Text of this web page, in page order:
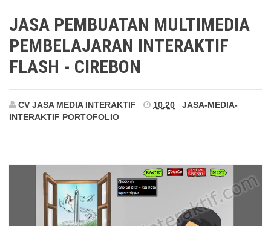
JASA PEMBUATAN MULTIMEDIA
PEMBELAJARAN INTERAKTIF
FLASH - CIREBON
CV JASA MEDIA INTERAKTIF 10.20
JASA-MEDIA-
INTERAKTIF PORTOFOLIO